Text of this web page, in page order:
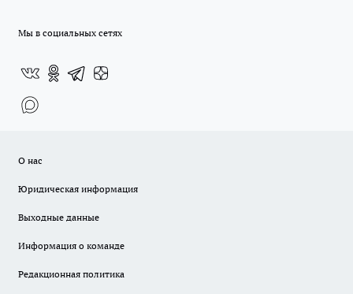
Мы в социальных сетях
О нас
Юридическая информация
Выходные данные
Информация о команде
Редакционная политика